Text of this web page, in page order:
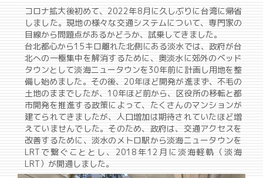
コロナ拡大後初めて、2022年8月に久しぶりに台湾に帰省
しました。現地の様々な交通システムについて、専門家の
目線から問題点があるかどうか、試乗してきました。
台北都心から15キロ離れた北側にある淡水では、政府が台
北への一極集中を解消するために、奥淡水に郊外のベッド
タウンとして淡海ニュータウンを30年前に計画し用地を整
備し始めました。その後、20年ほど開発が進まず、不毛の
土地のままでしたが、10年ほど前から、区役所の移転と都
市開発を推進する政策によって、たくさんのマンションが
建てられてきましたが、人口増加は期待されていたほど増
えていませんでした。そのため、政府は、交通アクセスを
改善するために、淡水のメトロ駅から淡海ニュータウンを
LRTで繋ぐこととし、2018年12月に淡海軽軌（淡海
LRT）が開通しました。